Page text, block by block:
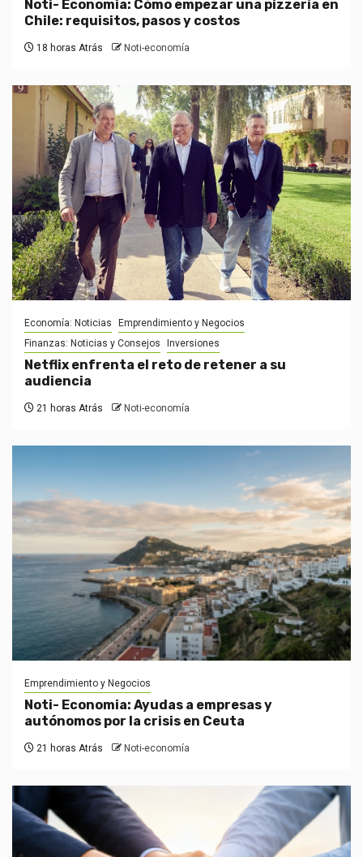
Noti- Economia: Cómo empezar una pizzería en
Chile: requisitos, pasos y costos
18 horas Atrás Noti-economía
Economía: Noticias
Emprendimiento y Negocios
Finanzas: Noticias y Consejos
Inversiones
Netflix enfrenta el reto de retener a su
audiencia
21 horas Atrás Noti-economía
Emprendimiento y Negocios
Noti- Economia: Ayudas a empresas y
autónomos por la crisis en Ceuta
21 horas Atrás Noti-economía